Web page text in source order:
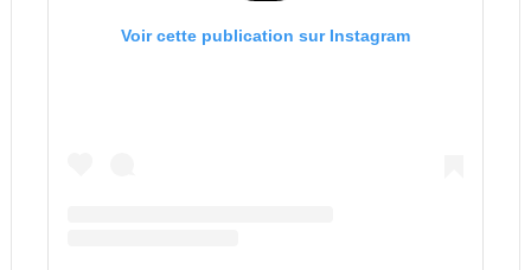
Voir cette publication sur Instagram